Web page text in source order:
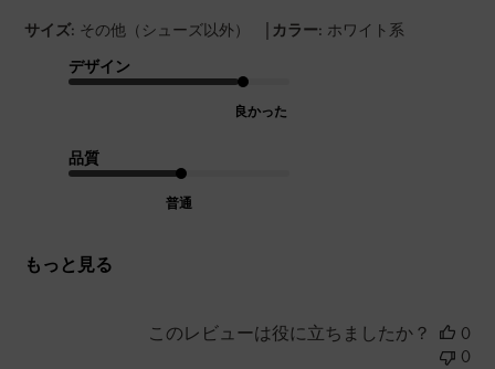
サイズ: その他（シューズ以外） | カラー: ホワイト系
デザイン
良かった
品質
普通
もっと見る
このレビューは役に立ちましたか？
0
0